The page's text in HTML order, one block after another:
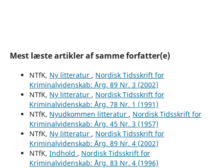
Mest læste artikler af samme forfatter(e)
NTfK, Ny litteratur , Nordisk Tidsskrift for
Kriminalvidenskab: Årg. 89 Nr. 3 (2002)
NTfK, Ny litteratur , Nordisk Tidsskrift for
Kriminalvidenskab: Årg. 78 Nr. 1 (1991)
NTfK, Nyudkommen litteratur , Nordisk Tidsskrift for
Kriminalvidenskab: Årg. 45 Nr. 3 (1957)
NTfK, Ny litteratur , Nordisk Tidsskrift for
Kriminalvidenskab: Årg. 89 Nr. 4 (2002)
NTfK, Indhold , Nordisk Tidsskrift for
Kriminalvidenskab: Årg. 83 Nr. 4 (1996)